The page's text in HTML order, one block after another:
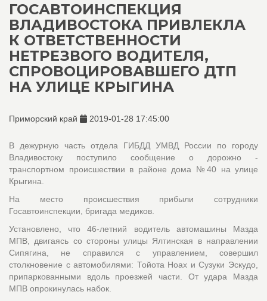
ГОСАВТОИНСПЕКЦИЯ
ВЛАДИВОСТОКА ПРИВЛЕКЛА
К ОТВЕТСТВЕННОСТИ
НЕТРЕЗВОГО ВОДИТЕЛЯ,
СПРОВОЦИРОВАВШЕГО ДТП
НА УЛИЦЕ КРЫГИНА
Приморский край 2019-01-28 17:45:00
В дежурную часть отдела ГИБДД УМВД России по городу
Владивостоку поступило сообщение о дорожно -
транспортном происшествии в районе дома №40 на улице
Крыгина.
На место происшествия прибыли сотрудники
Госавтоинспекции, бригада медиков.
Установлено, что 46-летний водитель автомашины Мазда
МПВ, двигаясь со стороны улицы Ялтинская в направлении
Сипягина, не справился с управлением, совершил
столкновение с автомобилями: Тойота Ноах и Сузуки Эскудо,
припаркованными вдоль проезжей части. От удара Мазда
МПВ опрокинулась набок.